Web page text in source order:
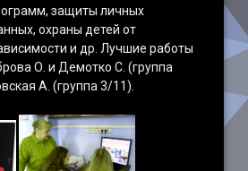
защиты личных
охраны детей от
и др. Лучшие работы
О. и Демотко С. (группа
А. (группа 3/11).